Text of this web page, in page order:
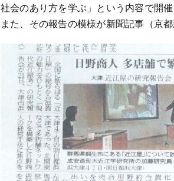
社会のあり方を学ぶ」という内容で開催
また、その報告の模様が新聞記事（京